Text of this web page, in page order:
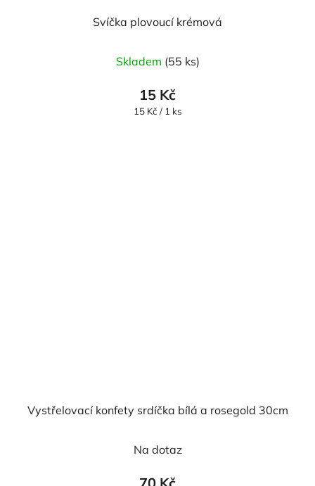
Svíčka plovoucí krémová
hodnocení
produktu
je
Skladem (55 ks)
15 Kč
Měrná
15 Kč / 1 ks
Vystřelovací konfety srdíčka bílá a rosegold 30cm
Na dotaz